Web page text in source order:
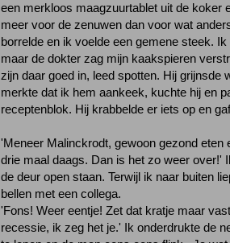
een merkloos maagzuurtablet uit de koker
meer voor de zenuwen dan voor wat
borrelde en ik voelde een gemene steek.
maar de dokter zag mijn kaakspieren
zijn daar goed in, leed spotten. Hij grijnsde
merkte dat ik hem aankeek, kuchte hij en
receptenblok. Hij krabbelde er iets op en
'Meneer Malinckrodt, gewoon gezond eten
drie maal daags. Dan is het zo weer over!'
de deur open staan. Terwijl ik naar buiten
bellen met een collega.
'Fons! Weer eentje! Zet dat kratje maar
recessie, ik zeg het je.' Ik onderdrukte de